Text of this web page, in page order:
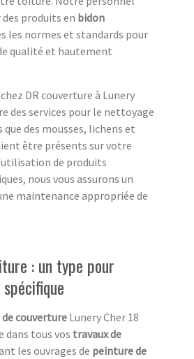
produits en bidon
les normes et standards pour
qualité et hautement
DR couverture à Lunery
des services pour le nettoyage
des mousses, lichens et
être présents sur votre
de produits
nous vous assurons un
maintenance appropriée de
: un type pour
couverture Lunery Cher 18
dans tous vos travaux de
les ouvrages de peinture de